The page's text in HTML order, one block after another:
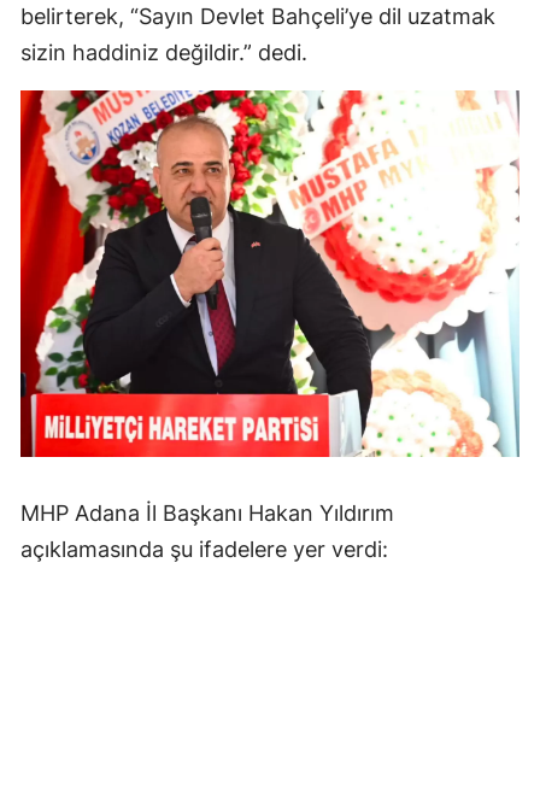
belirterek, “Sayın Devlet Bahçeli’ye dil uzatmak
sizin haddiniz değildir.” dedi.
MHP Adana İl Başkanı Hakan Yıldırım
açıklamasında şu ifadelere yer verdi: